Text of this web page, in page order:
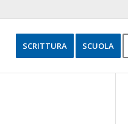
SCRITTURA SCUOLA